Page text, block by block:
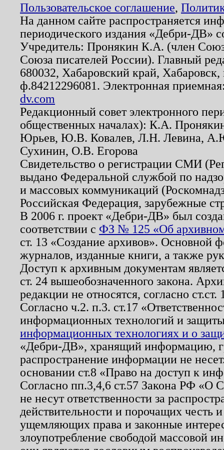
Пользовательское соглашение,
На данном сайте распространяется
периодического издания «Дебри-ДВ»
Учредитель: Пронякин К.А. (член
Союза писателей России). Главный
680032, Хабаровский край,
ф.84212296081. Электронная
dv.com
Редакционный совет электронного
общественных началах): К.А.
Юрьев, Ю.В. Ковалев, Л.Н. Левина,
Сухинин, О.В. Егорова
Свидетельство о регистрации СМИ
выдано Федеральной службой по
и массовых коммуникаций
Российская Федерация, зарубежные
В 2006 г. проект «Дебри-ДВ» был
соответствии с ФЗ № 125 «Об
ст. 13 «Создание архивов». Основной
журналов, изданные книги, а также
Доступ к архивным документам
ст. 24 вышеобозначенного закона.
редакции не относятся, согласно
Согласно ч.2. п.3. ст.17
информационных технологий и
информационных технологиях и о
«Дебри-ДВ», хранящий информацию,
распространение информации не
основании ст.8 «Право на доступ к
Согласно пп.3,4,6 ст.57 Закона РФ «О
не несут ответственности за
действительности и порочащих честь
ущемляющих права и законные
злоупотребление свободой массовой